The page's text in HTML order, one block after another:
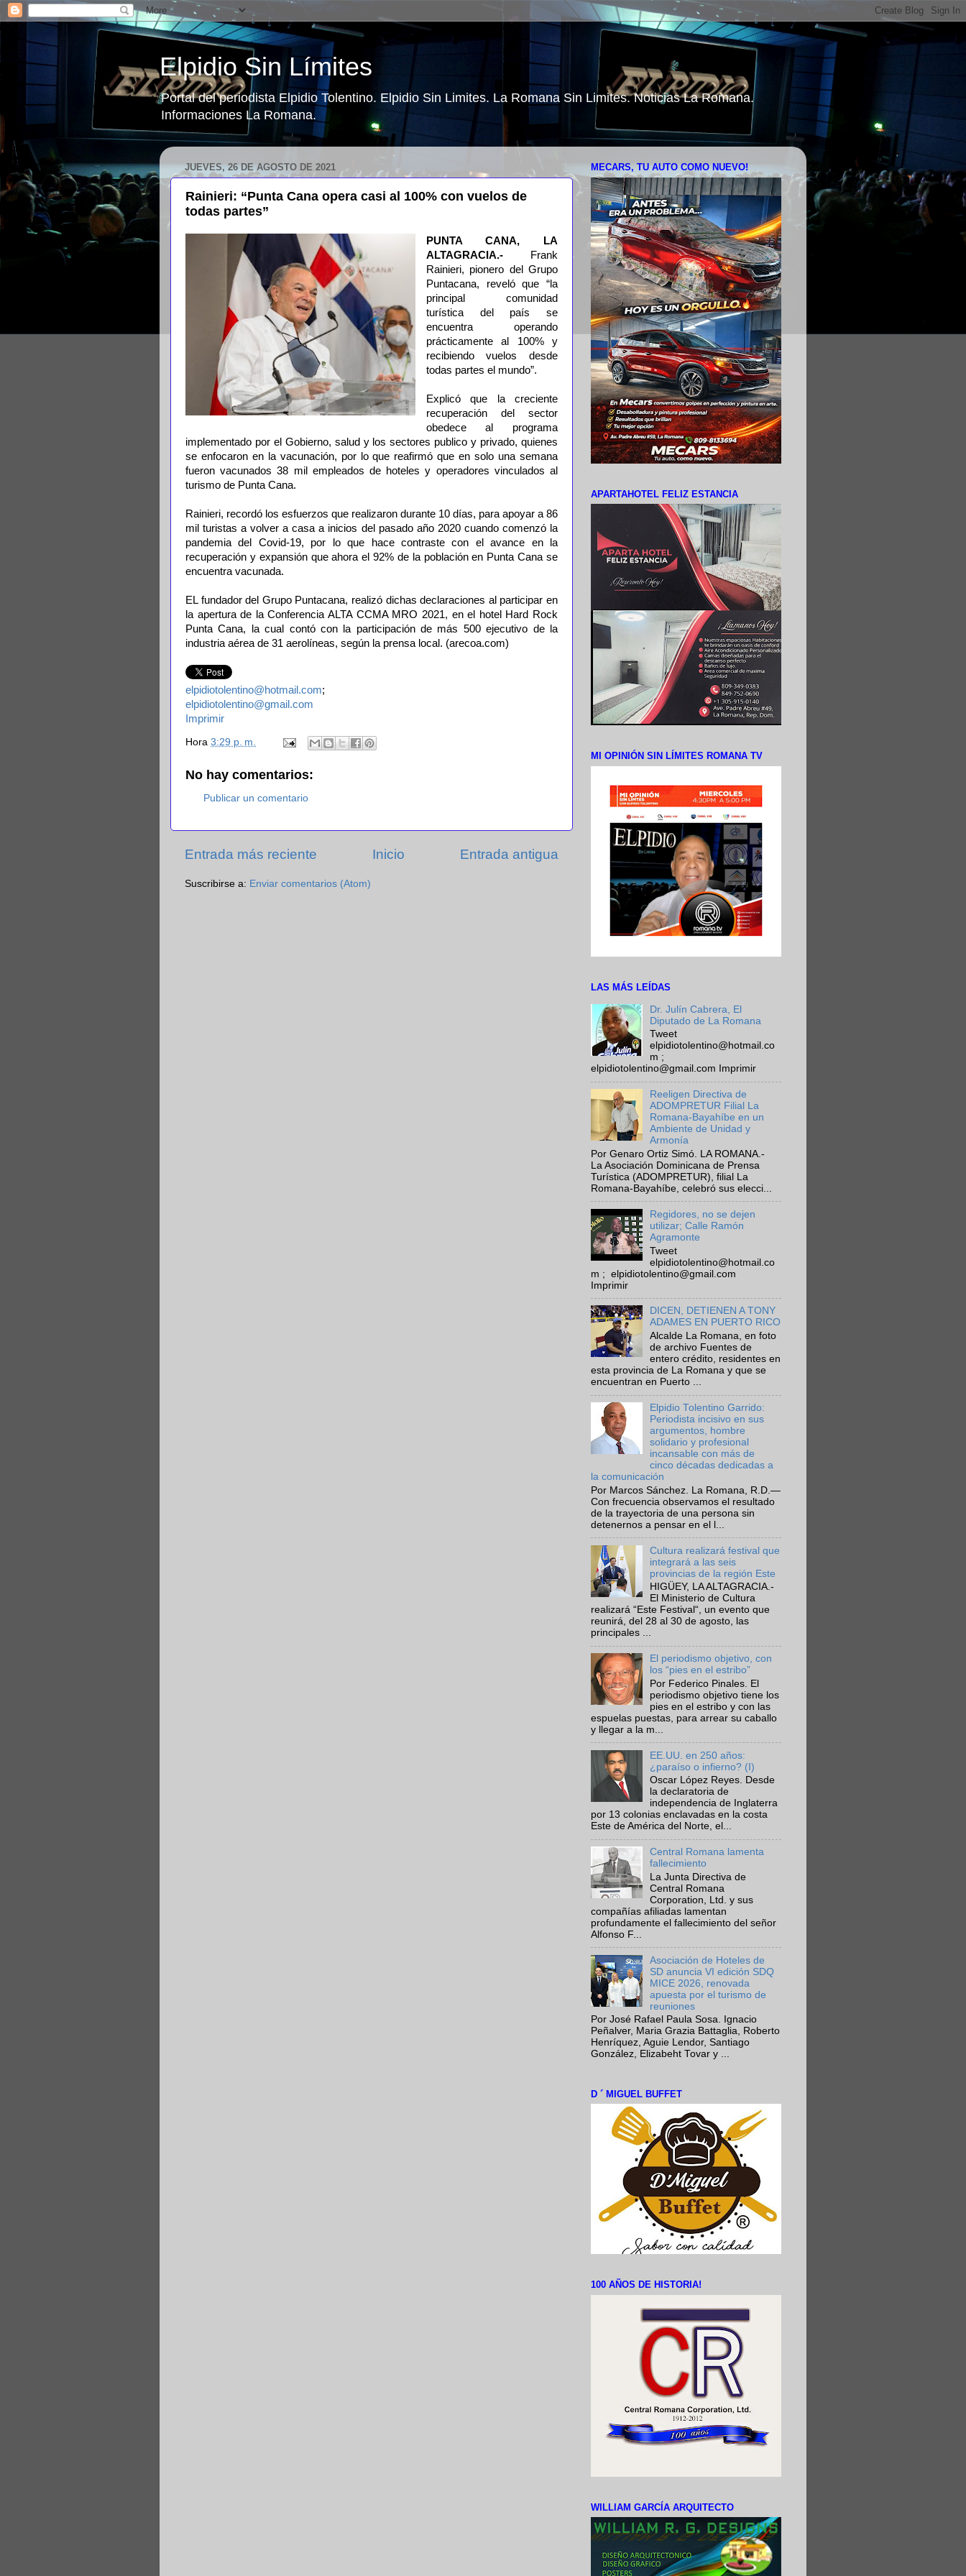
Elpidio Sin Límites
Portal del periodista Elpidio Tolentino. Elpidio Sin Limites. La Romana Sin Limites. Noticias La Romana.
Informaciones La Romana.
JUEVES, 26 DE AGOSTO DE 2021
Rainieri: “Punta Cana opera casi al 100% con vuelos de
todas partes”
PUNTA CANA, LA
ALTAGRACIA.-
Frank
Rainieri, pionero del Grupo
Puntacana, reveló que “la
principal comunidad
turística del país se
encuentra operando
prácticamente al 100% y
recibiendo vuelos desde
todas partes el mundo”.
Explicó que la creciente
recuperación del sector
obedece al programa
implementado por el Gobierno, salud y los sectores publico y privado, quienes
se enfocaron en la vacunación, por lo que reafirmó que en solo una semana
fueron vacunados 38 mil empleados de hoteles y operadores vinculados al
turismo de Punta Cana.
Rainieri, recordó los esfuerzos que realizaron durante 10 días, para apoyar a 86
mil turistas a volver a casa a inicios del pasado año 2020 cuando comenzó la
pandemia del Covid-19, por lo que hace contraste con el avance en la
recuperación y expansión que ahora el 92% de la población en Punta Cana se
encuentra vacunada.
EL fundador del Grupo Puntacana, realizó dichas declaraciones al participar en
la apertura de la Conferencia ALTA CCMA MRO 2021, en el hotel Hard Rock
Punta Cana, la cual contó con la participación de más 500 ejecutivo de la
industria aérea de 31 aerolíneas, según la prensa local. (arecoa.com)
elpidiotolentino@hotmail.com;
elpidiotolentino@gmail.com
Imprimir
Hora 3:29 p. m.
No hay comentarios:
Publicar un comentario
Entrada más reciente Entrada antigua
Inicio
Suscribirse a: Enviar comentarios (Atom)
MECARS, TU AUTO COMO NUEVO!
APARTAHOTEL FELIZ ESTANCIA
MI OPINIÓN SIN LÍMITES ROMANA TV
LAS MÁS LEÍDAS
Dr. Julín Cabrera, El
Diputado de La Romana
Tweet
elpidiotolentino@hotmail.co
m ;
elpidiotolentino@gmail.com Imprimir
Reeligen Directiva de
ADOMPRETUR Filial La
Romana-Bayahíbe en un
Ambiente de Unidad y
Armonía
Por Genaro Ortiz Simó. LA ROMANA.-
La Asociación Dominicana de Prensa
Turística (ADOMPRETUR), filial La
Romana-Bayahíbe, celebró sus elecci...
Regidores, no se dejen
utilizar; Calle Ramón
Agramonte
Tweet
elpidiotolentino@hotmail.co
m ; elpidiotolentino@gmail.com
Imprimir
DICEN, DETIENEN A TONY
ADAMES EN PUERTO RICO
Alcalde La Romana, en foto
de archivo Fuentes de
entero crédito, residentes en
esta provincia de La Romana y que se
encuentran en Puerto ...
Elpidio Tolentino Garrido:
Periodista incisivo en sus
argumentos, hombre
solidario y profesional
incansable con más de
cinco décadas dedicadas a
la comunicación
Por Marcos Sánchez. La Romana, R.D.—
Con frecuencia observamos el resultado
de la trayectoria de una persona sin
detenernos a pensar en el l...
Cultura realizará festival que
integrará a las seis
provincias de la región Este
HIGÜEY, LA ALTAGRACIA.-
El Ministerio de Cultura
realizará “Este Festival“, un evento que
reunirá, del 28 al 30 de agosto, las
principales ...
El periodismo objetivo, con
los “pies en el estribo”
Por Federico Pinales. El
periodismo objetivo tiene los
pies en el estribo y con las
espuelas puestas, para arrear su caballo
y llegar a la m...
EE.UU. en 250 años:
¿paraíso o infierno? (I)
Oscar López Reyes. Desde
la declaratoria de
independencia de Inglaterra
por 13 colonias enclavadas en la costa
Este de América del Norte, el...
Central Romana lamenta
fallecimiento
La Junta Directiva de
Central Romana
Corporation, Ltd. y sus
compañías afiliadas lamentan
profundamente el fallecimiento del señor
Alfonso F...
Asociación de Hoteles de
SD anuncia VI edición SDQ
MICE 2026, renovada
apuesta por el turismo de
reuniones
Por José Rafael Paula Sosa. Ignacio
Peñalver, Maria Grazia Battaglia, Roberto
Henríquez, Aguie Lendor, Santiago
González, Elizabeht Tovar y ...
D ´ MIGUEL BUFFET
100 AÑOS DE HISTORIA!
WILLIAM GARCÍA ARQUITECTO